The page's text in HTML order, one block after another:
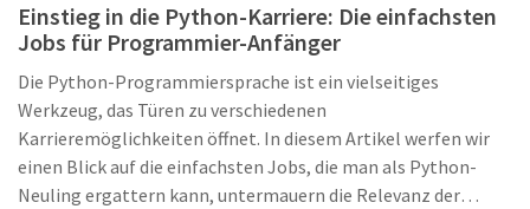
Einstieg in die Python-Karriere: Die einfachsten
Jobs für Programmier-Anfänger
Die Python-Programmiersprache ist ein vielseitiges
Werkzeug, das Türen zu verschiedenen
Karrieremöglichkeiten öffnet. In diesem Artikel werfen wir
einen Blick auf die einfachsten Jobs, die man als Python-
Neuling ergattern kann, untermauern die Relevanz der